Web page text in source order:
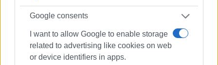
Google consents
I want to allow Google to enable storage
related to advertising like cookies on web
or device identifiers in apps.